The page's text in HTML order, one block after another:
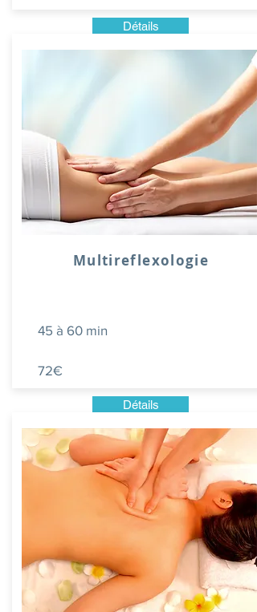
Détails
Multireflexologie
45 à 60 min
72€
Détails